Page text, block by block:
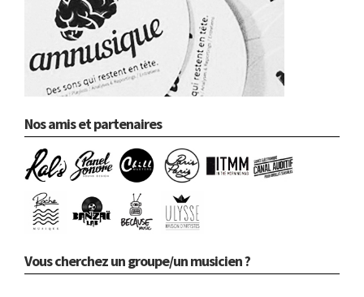
Nos amis et partenaires
Vous cherchez un groupe/un musicien ?